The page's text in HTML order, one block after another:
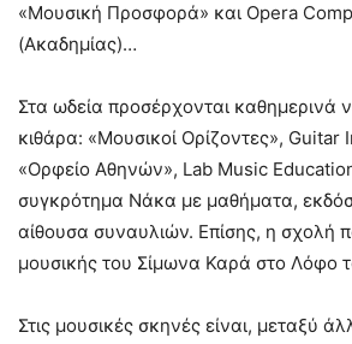
«Μουσική Προσφορά» και Opera
(Ακαδημίας)…
Στα ωδεία προσέρχονται καθημερινά
κιθάρα: «Μουσικοί Ορίζοντες»,
«Ορφείο Αθηνών», Lab Music
συγκρότημα Νάκα με μαθήματα,
αίθουσα συναυλιών. Επίσης, η σχολή
μουσικής του Σίμωνα Καρά στο Λόφο
Στις μουσικές σκηνές είναι, μεταξύ